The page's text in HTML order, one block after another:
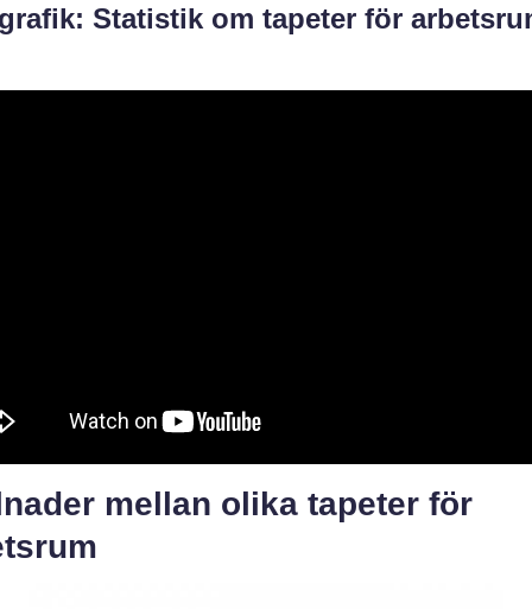
Statistik om tapeter för
mellan olika tapeter för